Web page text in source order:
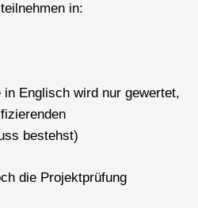
in:
in Englisch wird nur gewertet,
bestehst)
die Projektprüfung